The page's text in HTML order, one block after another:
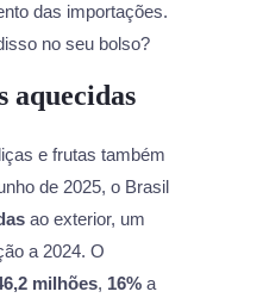
das importações.
no seu bolso?
aquecidas
e frutas também
de 2025, o Brasil
ao exterior, um
a 2024. O
milhões, 16% a